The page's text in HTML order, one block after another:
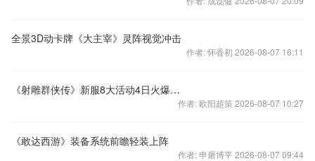
全景3D动卡牌《大主宰》灵阵视觉冲击
作者: 怀香初 2026-08-07 16:11
《射雕群侠传》新服8大活动4日火爆来袭
作者: 欧阳超策 2026-08-07 10:27
《敢达西游》装备系统前瞻轻装上阵
作者: 申屠博平 2026-08-07 09:44